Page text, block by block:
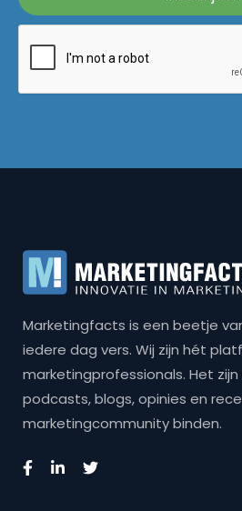
Marketingfacts is een beetje
iedere dag vers. Wij zijn hét
marketingprofessionals. Het
podcasts, blogs, opinies en
marketingcommunity binden.